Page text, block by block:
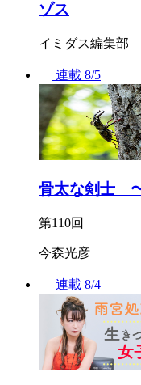
ゾス
イミダス編集部
連載 8/5
骨太な剣士
第110回
今森光彦
連載 8/4